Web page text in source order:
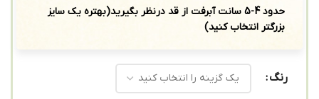
حدود 4-5 سانت آبرفت از قد درنظر بگیرید(بهتره یک سایز
بزرگتر انتخاب کنید)
رنگ